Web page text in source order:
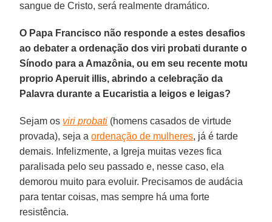
sangue de Cristo, será realmente dramático.
O Papa Francisco não responde a estes desafios
ao debater a ordenação dos viri probati durante o
Sínodo para a Amazônia, ou em seu recente motu
proprio Aperuit illis, abrindo a celebração da
Palavra durante a Eucaristia a leigos e leigas?
Sejam os viri probati (homens casados de virtude
provada), seja aordenação de mulheres, já é tarde
demais. Infelizmente, a Igreja muitas vezes fica
paralisada pelo seu passado e, nesse caso, ela
demorou muito para evoluir. Precisamos de audácia
para tentar coisas, mas sempre há uma forte
resistência.